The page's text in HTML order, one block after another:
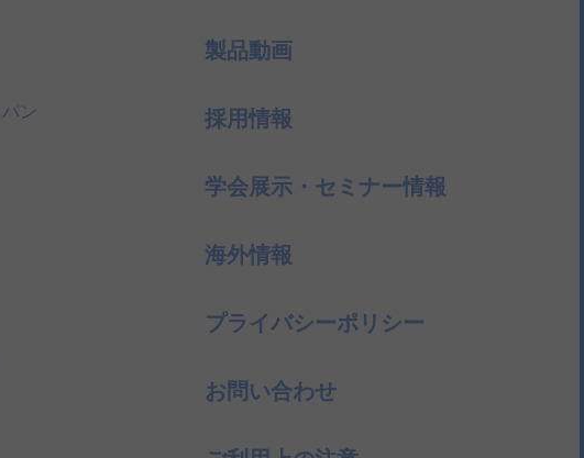
ン
製品動画
採用情報
学会展示・セミナー情報
海外情報
プライバシーポリシー
お問い合わせ